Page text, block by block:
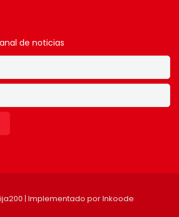
de noticias
| Implementado porInkoode